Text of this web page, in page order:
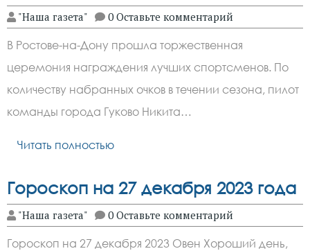
"Наша газета" 0 Оставьте комментарий
В Ростове-на-Дону прошла торжественная
церемония награждения лучших спортсменов. По
количеству набранных очков в течении сезона, пилот
команды города Гуково Никита…
Читать полностью
Гороскоп на 27 декабря 2023 года
"Наша газета" 0 Оставьте комментарий
Гороскоп на 27 декабря 2023 Овен Хороший день,